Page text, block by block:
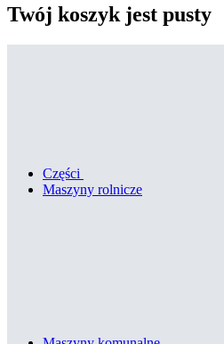
Twój koszyk jest pusty
Części
Maszyny rolnicze